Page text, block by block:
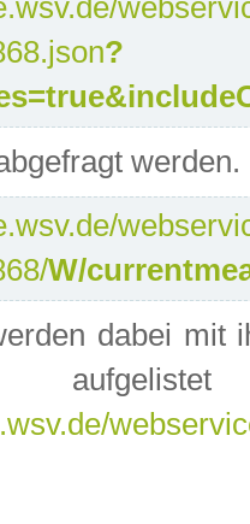
?
werden.
W/
dabei mit